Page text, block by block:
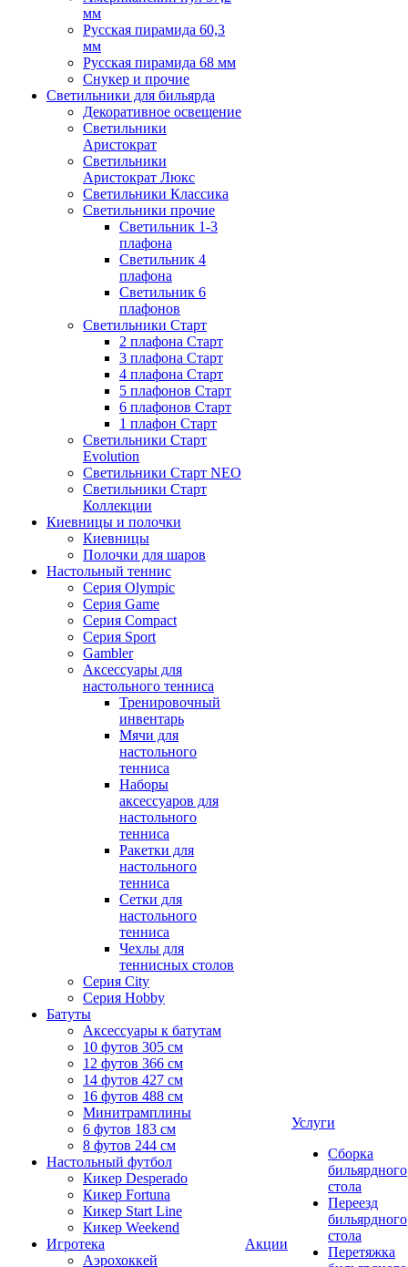
мм
Русская пирамида 60,3
мм
Русская пирамида 68 мм
Снукер и прочие
Светильники для бильярда
Декоративное освещение
Светильники
Аристократ
Светильники
Аристократ Люкс
Светильники Классика
Светильники прочие
Светильник 1-3
плафона
Светильник 4
плафона
Светильник 6
плафонов
Светильники Старт
2 плафона Старт
3 плафона Старт
4 плафона Старт
5 плафонов Старт
6 плафонов Старт
1 плафон Старт
Светильники Старт
Evolution
Светильники Старт NEO
Светильники Старт
Коллекции
Киевницы и полочки
Киевницы
Полочки для шаров
Настольный теннис
Серия Olympic
Серия Game
Серия Compact
Серия Sport
Gambler
Аксессуары для
настольного тенниса
Тренировочный
инвентарь
Мячи для
настольного
тенниса
Наборы
аксессуаров для
настольного
тенниса
Ракетки для
настольного
тенниса
Сетки для
настольного
тенниса
Чехлы для
теннисных столов
Серия City
Серия Hobby
Батуты
Аксессуары к батутам
10 футов 305 см
12 футов 366 см
14 футов 427 см
16 футов 488 см
Минитрамплины
6 футов 183 см
8 футов 244 см
Настольный футбол
Кикер Desperado
Кикер Fortuna
Кикер Start Line
Кикер Weekend
Игротека
Аэрохоккей
Акции
Услуги
Сборка
бильярдного
стола
Переезд
бильярдного
стола
Перетяжка